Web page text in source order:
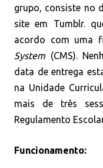
grupo, consiste no
site em Tumblr.
acordo com uma
System (CMS).
data de entrega
na Unidade
mais de três
Regulamento
Funcionamento: